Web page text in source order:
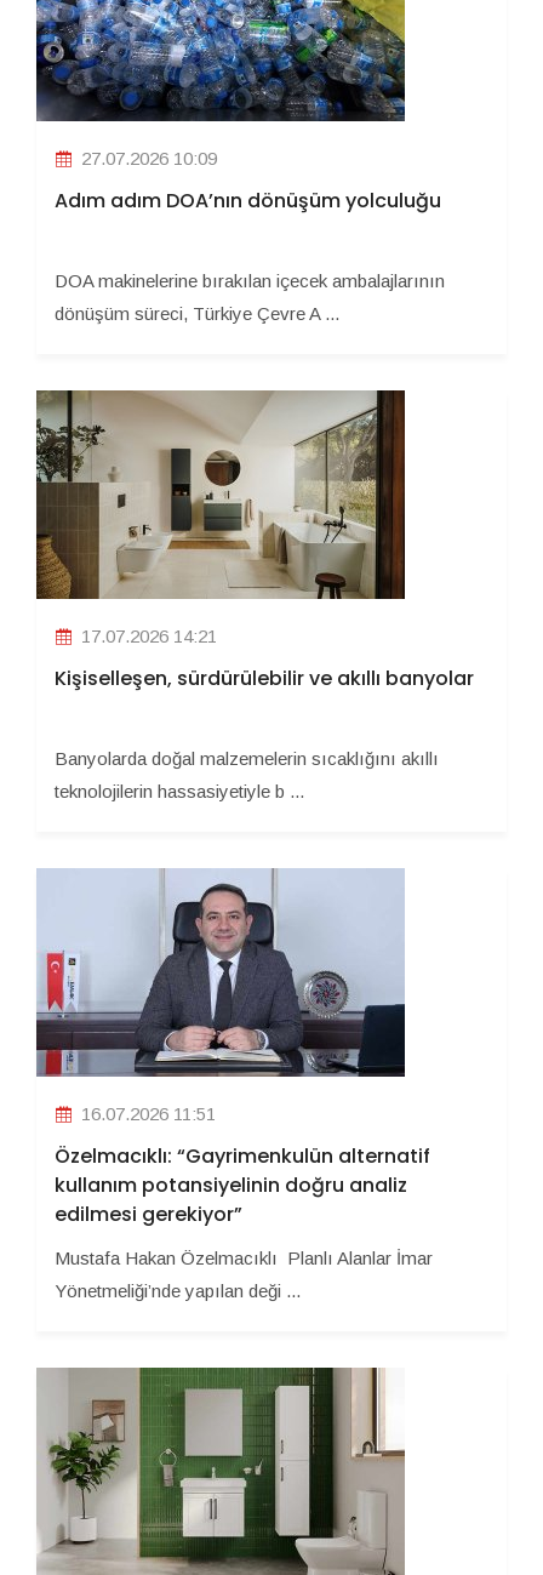
27.07.2026 10:09
Adım adım DOA’nın dönüşüm yolculuğu
DOA makinelerine bırakılan içecek ambalajlarının
dönüşüm süreci, Türkiye Çevre A ...
17.07.2026 14:21
Kişiselleşen, sürdürülebilir ve akıllı banyolar
Banyolarda doğal malzemelerin sıcaklığını akıllı
teknolojilerin hassasiyetiyle b ...
16.07.2026 11:51
Özelmacıklı: “Gayrimenkulün alternatif
kullanım potansiyelinin doğru analiz
edilmesi gerekiyor”
Mustafa Hakan Özelmacıklı Planlı Alanlar İmar
Yönetmeliği’nde yapılan deği ...